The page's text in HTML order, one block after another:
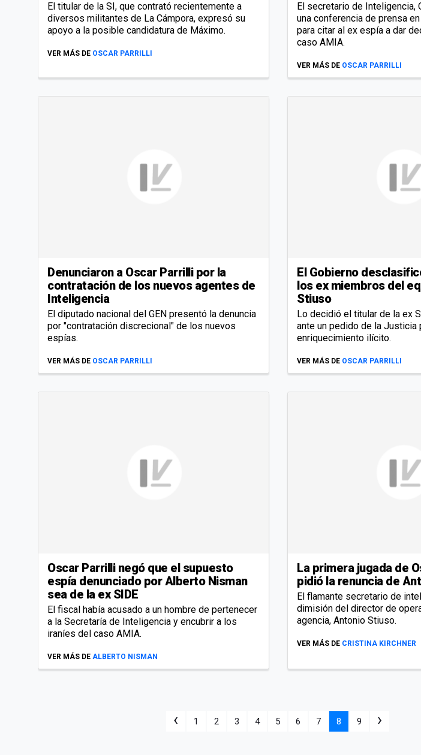
El titular de la SI, que contrató recientemente a
diversos militantes de La Cámpora, expresó su
apoyo a la posible candidatura de Máximo.
VER MÁS DE OSCAR PARRILLI
El secretario de Inteligencia,
una conferencia de prensa
para citar al ex espía a dar
caso AMIA.
VER MÁS DE OSCAR PARRILLI
Denunciaron a Oscar Parrilli por la
contratación de los nuevos agentes de
Inteligencia
El diputado nacional del GEN presentó la denuncia
por "contratación discrecional" de los nuevos
espías.
VER MÁS DE OSCAR PARRILLI
El Gobierno
los ex miembros del
Stiuso
Lo decidió el titular de la ex
ante un pedido de la Justicia
enriquecimiento ilícito.
VER MÁS DE OSCAR PARRILLI
Oscar Parrilli negó que el supuesto
espía denunciado por Alberto Nisman
sea de la ex SIDE
El fiscal había acusado a un hombre de pertenecer
a la Secretaría de Inteligencia y encubrir a los
iraníes del caso AMIA.
VER MÁS DE ALBERTO NISMAN
La primera jugada de
pidió la renuncia de
El flamante secretario de
dimisión del director de
agencia, Antonio Stiuso.
VER MÁS DE CRISTINA KIRCHNER
‹ 1 2 3 4 5 6 7 8 9 ›